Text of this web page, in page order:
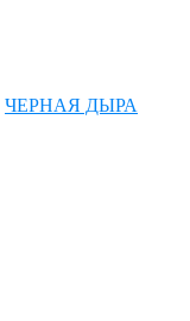
ЧЕРНАЯ ДЫРА